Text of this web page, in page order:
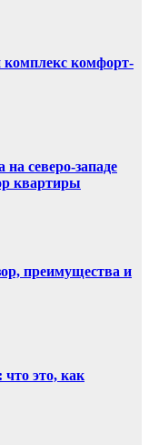
комфорт-
северо-западе
квартиры
преимущества и
что это, как